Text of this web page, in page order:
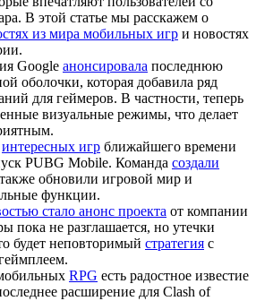
В этой статье мы расскажем о
из мира мобильных игр и новостях
Google анонсировала последнюю
оболочки, которая добавила ряд
для геймеров. В частности, теперь
визуальные режимы, что делает
интересных игр ближайшего времени
PUBG Mobile. Команда создали
обновили игровой мир и
функции.
стало анонс проекта от компании
пока не разглашается, но утечки
будет неповторимый стратегия с
RPG есть радостное известие
расширение для Clash of